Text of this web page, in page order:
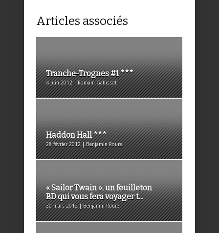
Articles associés
Tranche-Trognes #1 ***
4 juin 2012 | Romain Gallissot
Haddon Hall ***
28 février 2012 | Benjamin Roure
« Sailor Twain », un feuilleton
BD qui vous fera voyager t...
30 mars 2012 | Benjamin Roure